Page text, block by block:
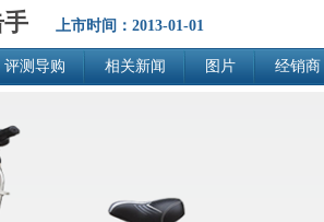
上市时间：2013-01-01
评测导购 相关新闻 图片 经销商